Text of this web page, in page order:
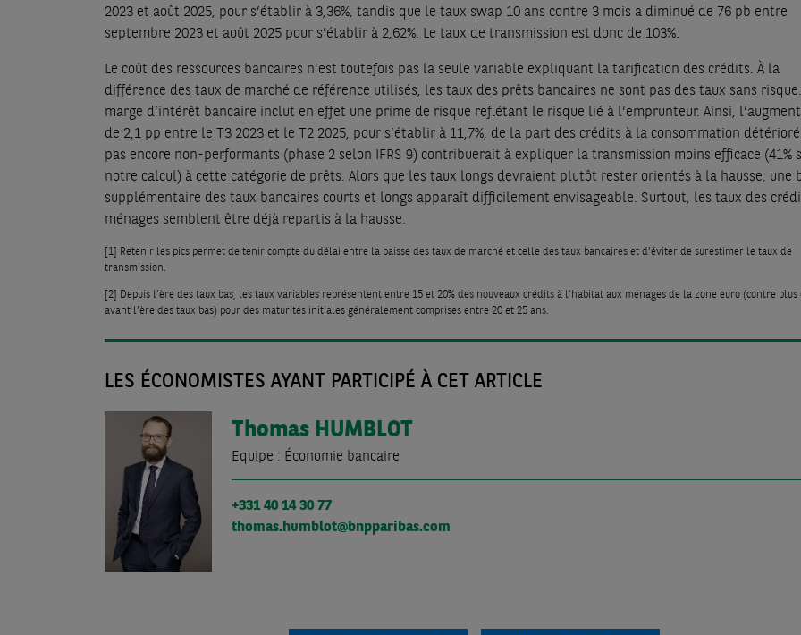
2023 et août 2025, pour s’établir à 3,36%, tandis que le taux swap 10 ans contre 3 mois a diminué de 76 pb entre
septembre 2023 et août 2025 pour s’établir à 2,62%. Le taux de transmission est donc de 103%.
Le coût des ressources bancaires n’est toutefois pas la seule variable expliquant la tarification des crédits. À la
différence des taux de marché de référence utilisés, les taux des prêts bancaires ne sont pas des taux sans
marge d’intérêt bancaire inclut en effet une prime de risque reflétant le risque lié à l’emprunteur. Ainsi,
de 2,1 pp entre le T3 2023 et le T2 2025, pour s’établir à 11,7%, de la part des crédits à la consommation
pas encore non-performants (phase 2 selon IFRS 9) contribuerait à expliquer la transmission moins efficace (41%
notre calcul) à cette catégorie de prêts. Alors que les taux longs devraient plutôt rester orientés à la hausse, une
supplémentaire des taux bancaires courts et longs apparaît difficilement envisageable. Surtout, les taux des
ménages semblent être déjà repartis à la hausse.
[1] Retenir les pics permet de tenir compte du délai entre la baisse des taux de marché et celle des taux bancaires et d’éviter de surestimer le taux de
transmission.
[2] Depuis l’ère des taux bas, les taux variables représentent entre 15 et 20% des nouveaux crédits à l’habitat aux ménages de la zone euro (contre plus
avant l’ère des taux bas) pour des maturités initiales généralement comprises entre 20 et 25 ans.
LES ÉCONOMISTES AYANT PARTICIPÉ À CET ARTICLE
Thomas HUMBLOT
Equipe : Économie bancaire
+331 40 14 30 77
thomas.humblot@bnpparibas.com